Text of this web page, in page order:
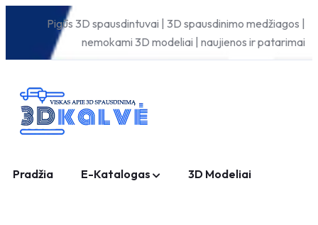
Pigūs 3D spausdintuvai | 3D spausdinimo medžiagos |
nemokami 3D modeliai | naujienos ir patarimai
Pradžia E-Katalogas 3D Modeliai